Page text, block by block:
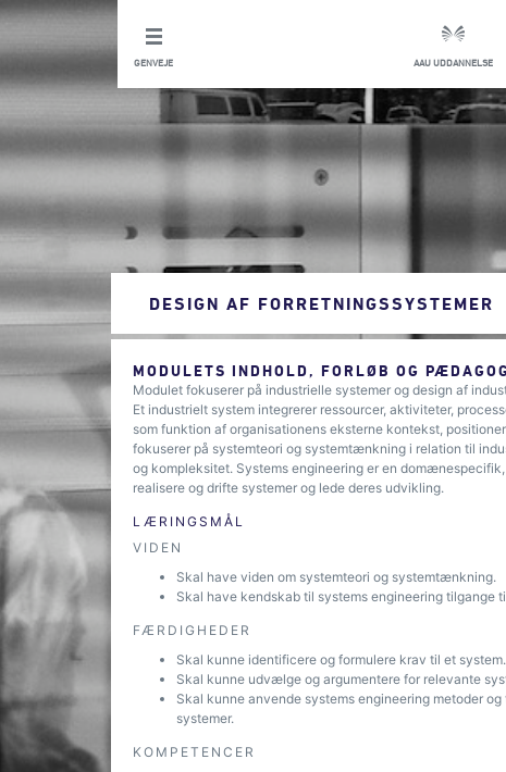
GENVEJE AAU UDDANNELSE
DESIGN AF FORRETNINGSSYSTEMER
MODULETS INDHOLD, FORLØB OG
Modulet fokuserer på industrielle systemer og design af
Et industrielt system integrerer ressourcer, aktiviteter,
som funktion af organisationens eksterne kontekst,
fokuserer på systemteori og systemtænkning i relation til
og kompleksitet. Systems engineering er en
realisere og drifte systemer og lede deres udvikling.
LÆRINGSMÅL
VIDEN
Skal have viden om systemteori og systemtænkning.
Skal have kendskab til systems engineering tilgange
FÆRDIGHEDER
Skal kunne identificere og formulere krav til et system.
Skal kunne udvælge og argumentere for relevante
Skal kunne anvende systems engineering metoder
systemer.
KOMPETENCER